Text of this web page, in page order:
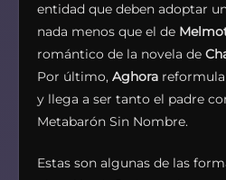
entidad que deben adoptar
nada menos que el de
romántico de la novela de
Por último, Aghora
y llega a ser tanto el padre
Metabarón Sin Nombre.
Estas son algunas de las